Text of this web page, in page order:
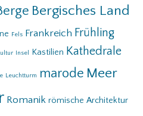
Bergisches Land
Fels Frankreich Frühling
Insel Kastilien Kathedrale
Leuchtturm marode Meer
Romanik römische Architektur